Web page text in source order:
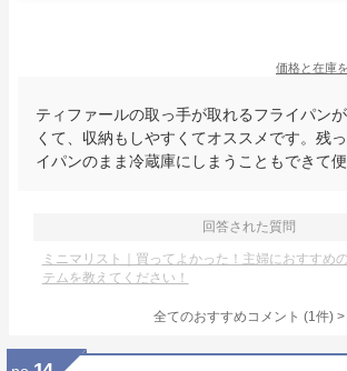
価格と在庫を
ティファールの取っ手が取れるフライパン
くて、収納もしやすくてオススメです。残
イパンのまま冷蔵庫にしまうこともできて便
回答された質問
ミニマリスト｜買ってよかった！主婦におすすめ
テムを教えてください！
全てのおすすめコメント (1件) >